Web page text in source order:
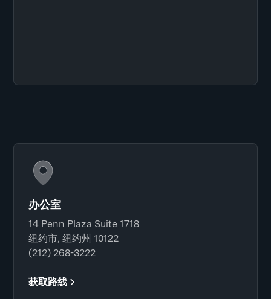
办公室
14 Penn Plaza Suite 1718
纽约市, 纽约州 10122
(212) 268-3222
获取路线